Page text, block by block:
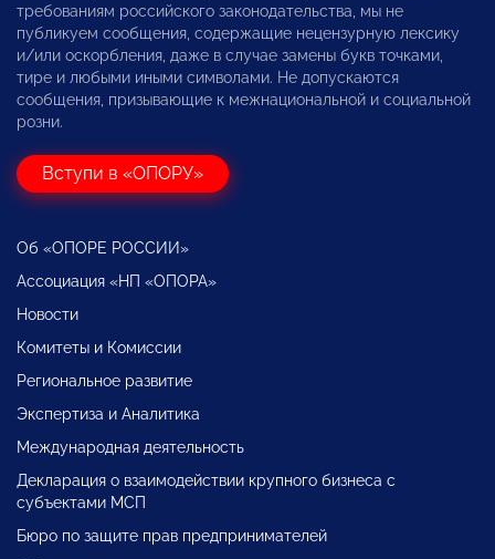
требованиям российского законодательства, мы не
публикуем сообщения, содержащие нецензурную лексику
и/или оскорбления, даже в случае замены букв точками,
тире и любыми иными символами. Не допускаются
сообщения, призывающие к межнациональной и социальной
розни.
Вступи в «ОПОРУ»
Об «ОПОРЕ РОССИИ»
Ассоциация «НП «ОПОРА»
Новости
Комитеты и Комиссии
Региональное развитие
Экспертиза и Аналитика
Международная деятельность
Декларация о взаимодействии крупного бизнеса с
субъектами МСП
Бюро по защите прав предпринимателей